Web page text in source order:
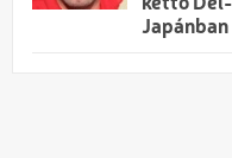
Japánban